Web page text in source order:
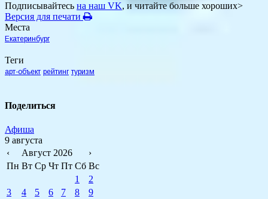
Подписывайтесь на наш VK, и читайте больше хороших>
Версия для печати
Места
Екатеринбург
Теги
арт-объект рейтинг туризм
Поделиться
Афиша
9 августа
‹
Август 2026
›
Пн Вт Ср Чт Пт Сб Вс
1
2
3
4 5 6 7 8
9